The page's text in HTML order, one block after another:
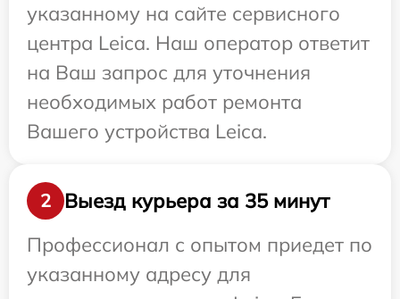
указанному на сайте сервисного
центра Leica. Наш оператор ответит
на Ваш запрос для уточнения
необходимых работ ремонта
Вашего устройства Leica.
2
Выезд курьера за 35 минут
Профессионал с опытом приедет по
указанному адресу для